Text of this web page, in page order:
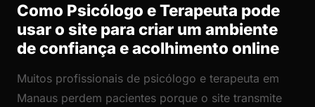
Como Psicólogo e Terapeuta pode
usar o site para criar um ambiente
de confiança e acolhimento online
Muitos profissionais de psicólogo e terapeuta em
Manaus perdem pacientes porque o site transmite